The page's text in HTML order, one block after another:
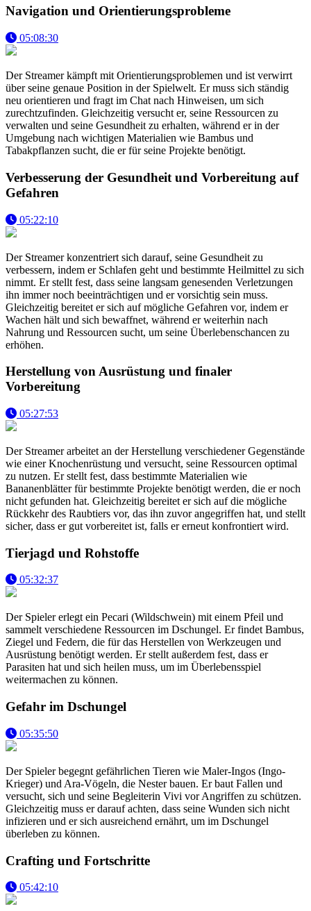
Navigation und Orientierungsprobleme
05:08:30
Der Streamer kämpft mit Orientierungsproblemen und ist verwirrt
über seine genaue Position in der Spielwelt. Er muss sich ständig
neu orientieren und fragt im Chat nach Hinweisen, um sich
zurechtzufinden. Gleichzeitig versucht er, seine Ressourcen zu
verwalten und seine Gesundheit zu erhalten, während er in der
Umgebung nach wichtigen Materialien wie Bambus und
Tabakpflanzen sucht, die er für seine Projekte benötigt.
Verbesserung der Gesundheit und Vorbereitung auf
Gefahren
05:22:10
Der Streamer konzentriert sich darauf, seine Gesundheit zu
verbessern, indem er Schlafen geht und bestimmte Heilmittel zu sich
nimmt. Er stellt fest, dass seine langsam genesenden Verletzungen
ihn immer noch beeinträchtigen und er vorsichtig sein muss.
Gleichzeitig bereitet er sich auf mögliche Gefahren vor, indem er
Wachen hält und sich bewaffnet, während er weiterhin nach
Nahrung und Ressourcen sucht, um seine Überlebenschancen zu
erhöhen.
Herstellung von Ausrüstung und finaler
Vorbereitung
05:27:53
Der Streamer arbeitet an der Herstellung verschiedener Gegenstände
wie einer Knochenrüstung und versucht, seine Ressourcen optimal
zu nutzen. Er stellt fest, dass bestimmte Materialien wie
Bananenblätter für bestimmte Projekte benötigt werden, die er noch
nicht gefunden hat. Gleichzeitig bereitet er sich auf die mögliche
Rückkehr des Raubtiers vor, das ihn zuvor angegriffen hat, und stellt
sicher, dass er gut vorbereitet ist, falls er erneut konfrontiert wird.
Tierjagd und Rohstoffe
05:32:37
Der Spieler erlegt ein Pecari (Wildschwein) mit einem Pfeil und
sammelt verschiedene Ressourcen im Dschungel. Er findet Bambus,
Ziegel und Federn, die für das Herstellen von Werkzeugen und
Ausrüstung benötigt werden. Er stellt außerdem fest, dass er
Parasiten hat und sich heilen muss, um im Überlebensspiel
weitermachen zu können.
Gefahr im Dschungel
05:35:50
Der Spieler begegnt gefährlichen Tieren wie Maler-Ingos (Ingo-
Krieger) und Ara-Vögeln, die Nester bauen. Er baut Fallen und
versucht, sich und seine Begleiterin Vivi vor Angriffen zu schützen.
Gleichzeitig muss er darauf achten, dass seine Wunden sich nicht
infizieren und er sich ausreichend ernährt, um im Dschungel
überleben zu können.
Crafting und Fortschritte
05:42:10